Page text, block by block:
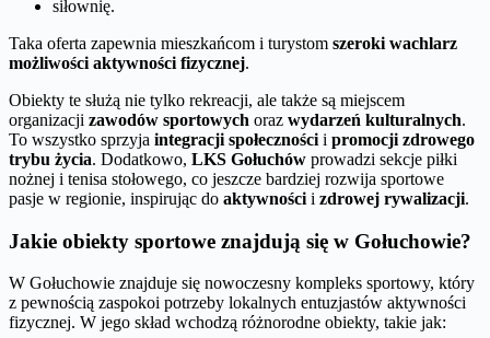
siłownię.
Taka oferta zapewnia mieszkańcom i turystom szeroki wachlarz
możliwości aktywności fizycznej.
Obiekty te służą nie tylko rekreacji, ale także są miejscem
organizacji zawodów sportowych oraz wydarzeń kulturalnych.
To wszystko sprzyja integracji społeczności i promocji zdrowego
trybu życia. Dodatkowo, LKS Gołuchów prowadzi sekcje piłki
nożnej i tenisa stołowego, co jeszcze bardziej rozwija sportowe
pasje w regionie, inspirując do aktywności i zdrowej rywalizacji.
Jakie obiekty sportowe znajdują się w Gołuchowie?
W Gołuchowie znajduje się nowoczesny kompleks sportowy, który
z pewnością zaspokoi potrzeby lokalnych entuzjastów aktywności
fizycznej. W jego skład wchodzą różnorodne obiekty, takie jak: